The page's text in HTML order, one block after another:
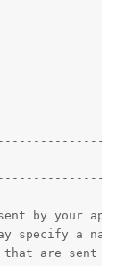
by your
specify a name
are sent by